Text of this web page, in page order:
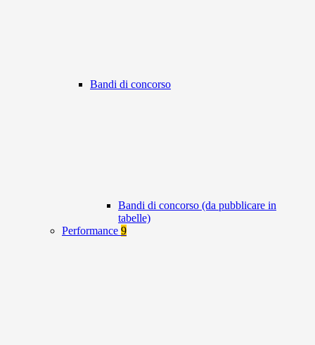
Bandi di concorso
Bandi di concorso (da pubblicare in
tabelle)
Performance 9